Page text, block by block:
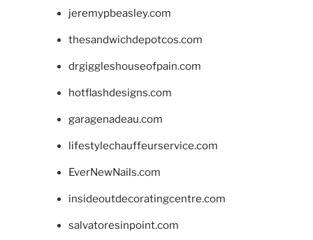
jeremypbeasley.com
thesandwichdepotcos.com
drgiggleshouseofpain.com
hotflashdesigns.com
garagenadeau.com
lifestylechauffeurservice.com
EverNewNails.com
insideoutdecoratingcentre.com
salvatoresinpoint.com